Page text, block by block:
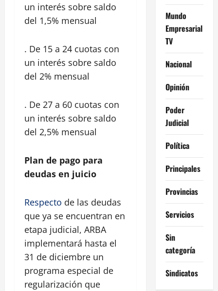
un interés sobre saldo
del 1,5% mensual
. De 15 a 24 cuotas con
un interés sobre saldo
del 2% mensual
. De 27 a 60 cuotas con
un interés sobre saldo
del 2,5% mensual
Plan de pago para
deudas en juicio
Respecto de las deudas
que ya se encuentran en
etapa judicial, ARBA
implementará hasta el
31 de diciembre un
programa especial de
regularización que
Mundo
Empresarial
TV
Nacional
Opinión
Poder
Judicial
Política
Principales
Provincias
Servicios
Sin
categoría
Sindicatos